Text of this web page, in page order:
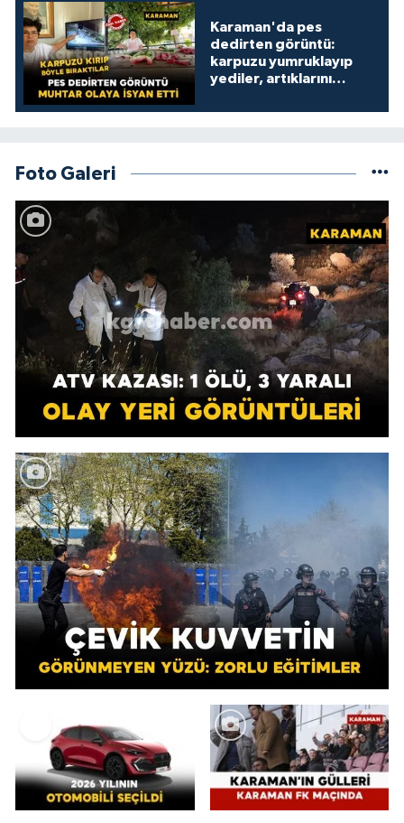
Karaman'da pes
dedirten görüntü:
karpuzu yumruklayıp
yediler, artıklarını
Foto Galeri